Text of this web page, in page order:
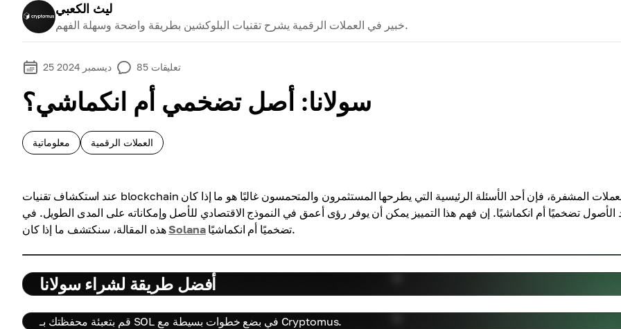
ليث الكعبي
خبير في العملات الرقمية يشرح تقنيات البلوكشين بطريقة واضحة وسهلة الفهم.
25 ديسمبر 2024 85 تعليقات
سولانا: أصل تضخمي أم انكماشي؟
معلوماتية العملات الرقمية
عند استكشاف تقنيات blockchain والعملات المشفرة، فإن أحد الأسئلة الرئيسية التي يطرحها المستثمرون والمتحمسون غالبًا هو ما إذا كان
الأصول تضخميًا أم انكماشيًا. إن فهم هذا التمييز يمكن أن يوفر رؤى أعمق في النموذج الاقتصادي للأصل وإمكاناته على المدى الطويل. في
هذه المقالة، سنكتشف ما إذا كانSolana تضخميًا أم انكماشيًا.
أفضل طريقة لشراء سولانا
قم بتعبئة محفظتك بـ SOL في بضع خطوات بسيطة مع Cryptomus.